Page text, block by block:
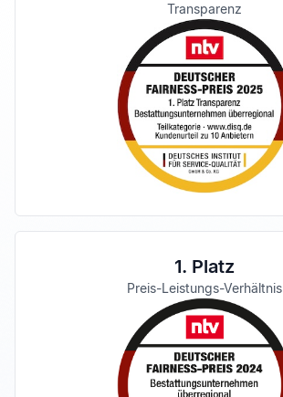
Transparenz
1. Platz
Preis-Leistungs-Verhältnis